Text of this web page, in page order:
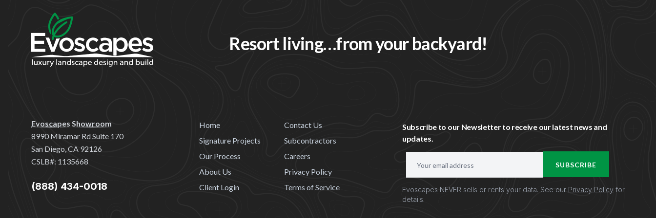
Resort living…from your backyard!
Evoscapes Showroom
8990 Miramar Rd Suite 170
San Diego, CA 92126
CSLB#: 1135668
(888) 434-0018
Home
Signature Projects
Our Process
About Us
Client Login
Contact Us
Subcontractors
Careers
Privacy Policy
Terms of Service
Subscribe to our Newsletter to receive our latest news and
updates.
a
i
l
SUBSCRIBE
Evoscapes NEVER sells or rents your data. See our Privacy Policy for
details.